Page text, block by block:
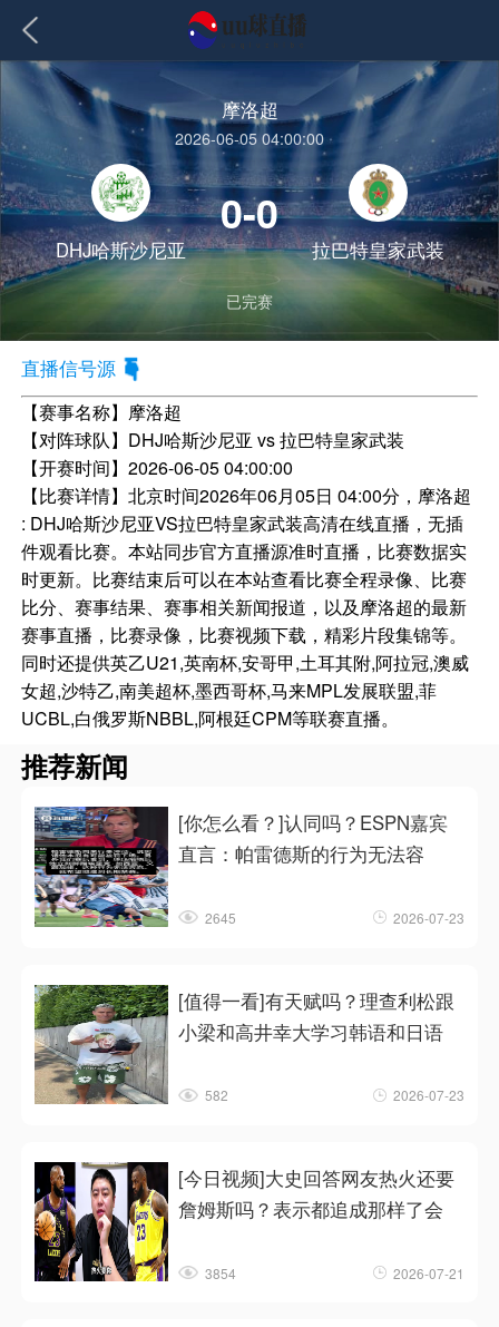
摩洛超
2026-06-05 04:00:00
DHJ哈斯沙尼亚
0-0
拉巴特皇家武装
已完赛
直播信号源
【赛事名称】 摩洛超
【对阵球队】 DHJ哈斯沙尼亚 vs 拉巴特皇家武装
【开赛时间】2026-06-05 04:00:00
【比赛详情】北京时间2026年06月05日 04:00分，摩洛超
: DHJ哈斯沙尼亚VS拉巴特皇家武装高清在线直播，无插
件观看比赛。本站同步官方直播源准时直播，比赛数据实
时更新。比赛结束后可以在本站查看比赛全程录像、比赛
比分、赛事结果、赛事相关新闻报道，以及摩洛超的最新
赛事直播，比赛录像，比赛视频下载，精彩片段集锦等。
同时还提供英乙U21,英南杯,安哥甲,土耳其附,阿拉冠,澳威
女超,沙特乙,南美超杯,墨西哥杯,马来MPL发展联盟,菲
UCBL,白俄罗斯NBBL,阿根廷CPM等联赛直播。
推荐新闻
[你怎么看？]认同吗？ESPN嘉宾
直言：帕雷德斯的行为无法容
2645 2026-07-23
[值得一看]有天赋吗？理查利松跟
小梁和高井幸大学习韩语和日语
582 2026-07-23
[今日视频]大史回答网友热火还要
詹姆斯吗？表示都追成那样了会
3854 2026-07-21